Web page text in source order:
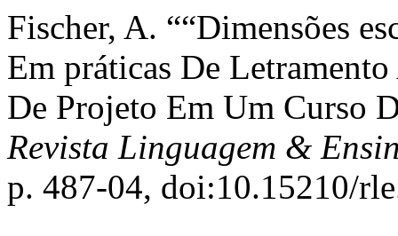
Fischer, A. ““Dimensões
Em práticas De
De Projeto Em Um Curso
Revista Linguagem &
p. 487-04, doi:10.15210/